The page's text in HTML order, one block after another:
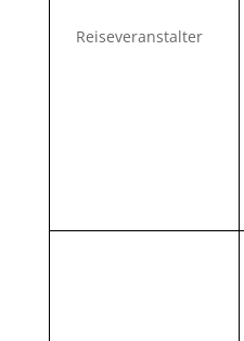
Reiseveranstalter